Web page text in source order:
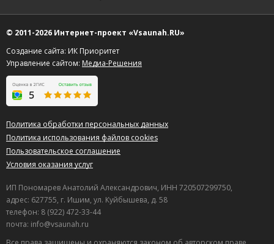
© 2011-2026 Интернет-проект «Vsaunah.RU»
Создание сайта: ИК Приоритет
Управление сайтом: Медиа-Решения
Политика обработки персональных данных
Политика использования файлов cookies
Пользовательское соглашение
Условия оказания услуг
ИП Пономарев Анатолий Александрович, ИНН 720507299750,
адрес: 627755, г. Ишим, ул. Куйбышева, д. 58
телефон: 8 (922) 472-33-44
почта: info@vsaunah.ru